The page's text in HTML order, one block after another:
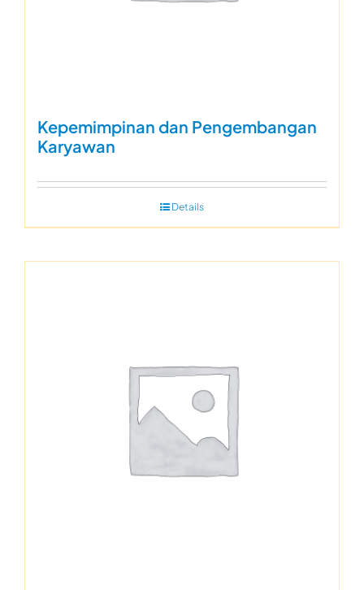
Kepemimpinan dan Pengembangan
Karyawan
Details